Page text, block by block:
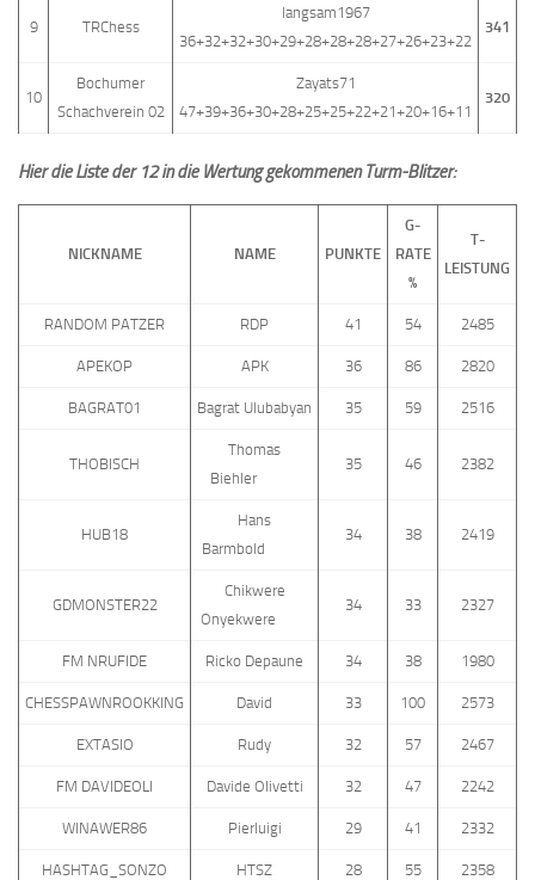
9 TRChess
langsam1967
36+32+32+30+29+28+28+28+27+26+23+22
341
10
Bochumer
Schachverein 02
Zayats71
47+39+36+30+28+25+25+22+21+20+16+11
320
Hier die Liste der 12 in die Wertung gekommenen Turm-Blitzer:
NICKNAME NAME PUNKTE
G-
RATE
%
T-
LEISTUNG
RANDOM PATZER RDP 41 54 2485
APEKOP APK 36 86 2820
BAGRAT01 Bagrat Ulubabyan 35 59 2516
THOBISCH
Thomas
Biehler
35 46 2382
HUB18
Hans
Barmbold
34 38 2419
GDMONSTER22
Chikwere
Onyekwere
34 33 2327
FM NRUFIDE Ricko Depaune 34 38 1980
CHESSPAWNROOKKING David 33 100 2573
EXTASIO Rudy 32 57 2467
FM DAVIDEOLI Davide Olivetti 32 47 2242
WINAWER86 Pierluigi 29 41 2332
HASHTAG_SONZO HTSZ 28 55 2358